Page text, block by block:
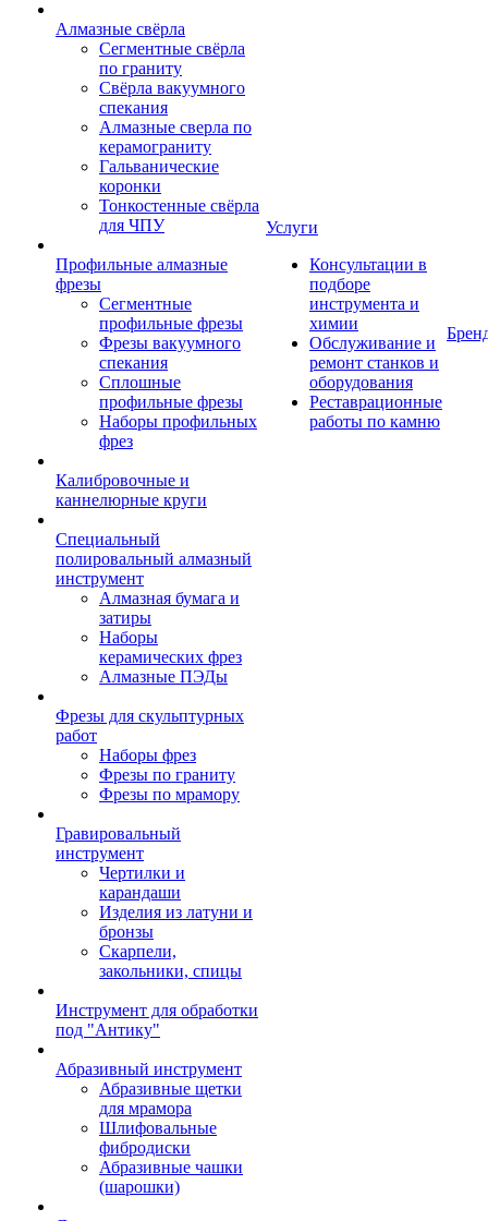
Алмазные свёрла
Сегментные свёрла
по граниту
Свёрла вакуумного
спекания
Алмазные сверла по
керамограниту
Гальванические
коронки
Тонкостенные свёрла
для ЧПУ
Профильные алмазные
фрезы
Сегментные
профильные фрезы
Фрезы вакуумного
спекания
Сплошные
профильные фрезы
Наборы профильных
фрез
Калибровочные и
каннелюрные круги
Специальный
полировальный алмазный
инструмент
Алмазная бумага и
затиры
Наборы
керамических фрез
Алмазные ПЭДы
Фрезы для скульптурных
работ
Наборы фрез
Фрезы по граниту
Фрезы по мрамору
Гравировальный
инструмент
Чертилки и
карандаши
Изделия из латуни и
бронзы
Скарпели,
закольники, спицы
Инструмент для обработки
под "Антику"
Абразивный инструмент
Абразивные щетки
для мрамора
Шлифовальные
фибродиски
Абразивные чашки
(шарошки)
Услуги
Консультации в
подборе
инструмента и
химии
Обслуживание и
ремонт станков и
оборудования
Реставрационные
работы по камню